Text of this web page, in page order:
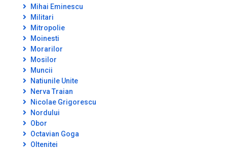
Mihai Eminescu
Militari
Mitropolie
Moinesti
Morarilor
Mosilor
Muncii
Natiunile Unite
Nerva Traian
Nicolae Grigorescu
Nordului
Obor
Octavian Goga
Oltenitei